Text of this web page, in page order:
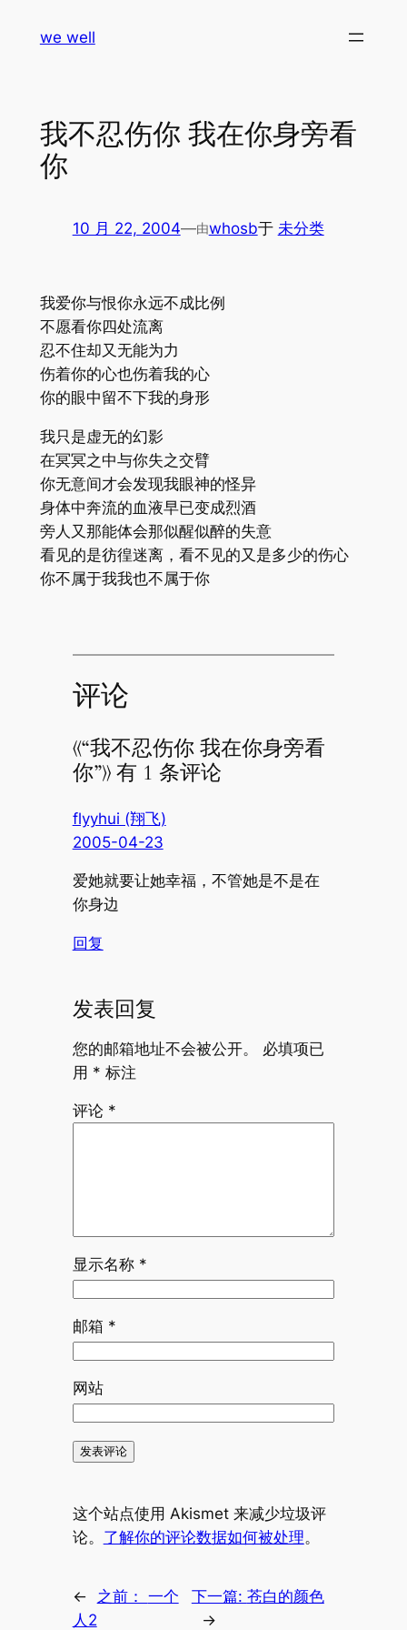
we well
我不忍伤你 我在你身旁看
你
10 月 22, 2004—由whosb于 未分类
我爱你与恨你永远不成比例
不愿看你四处流离
忍不住却又无能为力
伤着你的心也伤着我的心
你的眼中留不下我的身形
我只是虚无的幻影
在冥冥之中与你失之交臂
你无意间才会发现我眼神的怪异
身体中奔流的血液早已变成烈酒
旁人又那能体会那似醒似醉的失意
看见的是彷徨迷离，看不见的又是多少的伤心
你不属于我我也不属于你
评论
《“我不忍伤你 我在你身旁看
你”》 有 1 条评论
flyyhui (翔飞)
2005-04-23
爱她就要让她幸福，不管她是不是在
你身边
回复
发表回复
您的邮箱地址不会被公开。
必填项已
用 * 标注
评论 *
显示名称 *
邮箱 *
网站
这个站点使用 Akismet 来减少垃圾评
论。 了解你的评论数据如何被处理。
← 之前： 一个
人2
下一篇: 苍白的颜色
→